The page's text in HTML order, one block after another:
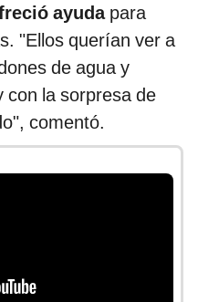
ayuda para
"Ellos querían ver a
de agua y
con la sorpresa de
comentó.